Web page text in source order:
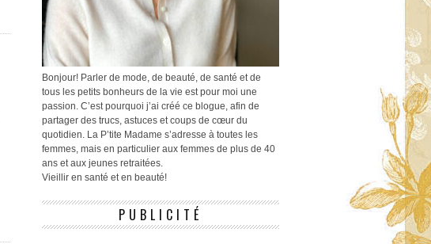
Bonjour! Parler de mode, de beauté, de santé et de
tous les petits bonheurs de la vie est pour moi une
passion. C’est pourquoi j’ai créé ce blogue, afin de
partager des trucs, astuces et coups de cœur du
quotidien. La P’tite Madame s’adresse à toutes les
femmes, mais en particulier aux femmes de plus de 40
ans et aux jeunes retraitées.
Vieillir en santé et en beauté!
PUBLICITÉ